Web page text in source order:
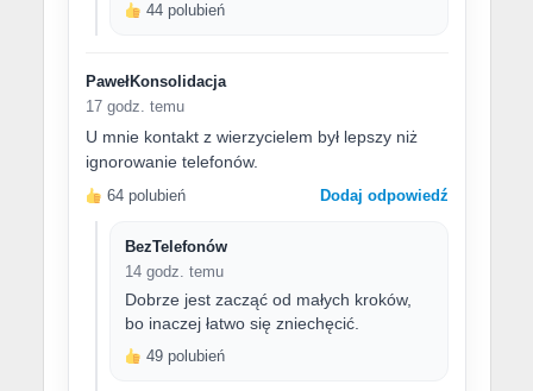
44 polubień
PawełKonsolidacja
17 godz. temu
U mnie kontakt z wierzycielem był lepszy niż
ignorowanie telefonów.
64 polubień Dodaj odpowiedź
BezTelefonów
14 godz. temu
Dobrze jest zacząć od małych kroków,
bo inaczej łatwo się zniechęcić.
49 polubień